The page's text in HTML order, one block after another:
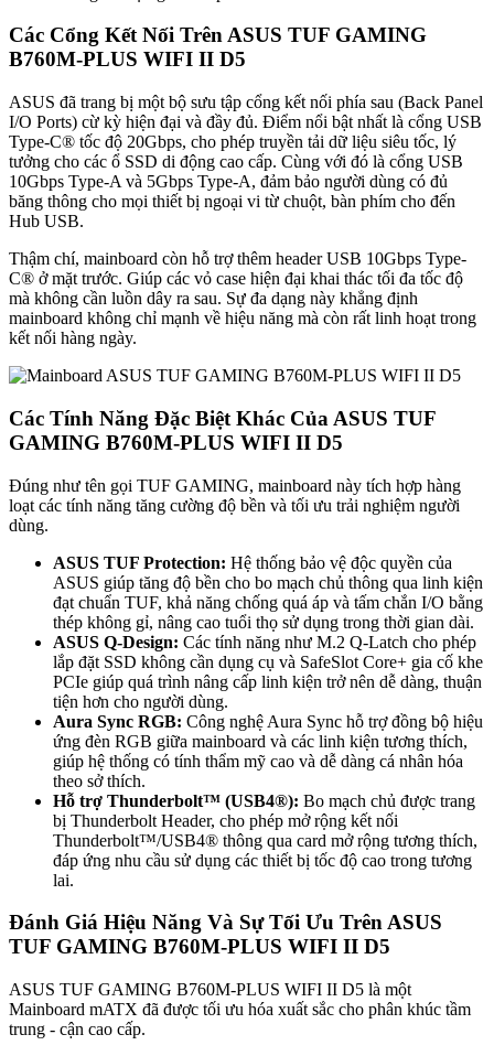
Các Cổng Kết Nối Trên ASUS TUF GAMING
B760M-PLUS WIFI II D5
ASUS đã trang bị một bộ sưu tập cổng kết nối phía sau (Back Panel
I/O Ports) cừ kỳ hiện đại và đầy đủ. Điểm nổi bật nhất là cổng USB
Type-C® tốc độ 20Gbps, cho phép truyền tải dữ liệu siêu tốc, lý
tưởng cho các ổ SSD di động cao cấp. Cùng với đó là cổng USB
10Gbps Type-A và 5Gbps Type-A, đảm bảo người dùng có đủ
băng thông cho mọi thiết bị ngoại vi từ chuột, bàn phím cho đến
Hub USB.
Thậm chí, mainboard còn hỗ trợ thêm header USB 10Gbps Type-
C® ở mặt trước. Giúp các vỏ case hiện đại khai thác tối đa tốc độ
mà không cần luồn dây ra sau. Sự đa dạng này khẳng định
mainboard không chỉ mạnh về hiệu năng mà còn rất linh hoạt trong
kết nối hàng ngày.
Các Tính Năng Đặc Biệt Khác Của ASUS TUF
GAMING B760M-PLUS WIFI II D5
Đúng như tên gọi TUF GAMING, mainboard này tích hợp hàng
loạt các tính năng tăng cường độ bền và tối ưu trải nghiệm người
dùng.
ASUS TUF Protection: Hệ thống bảo vệ độc quyền của
ASUS giúp tăng độ bền cho bo mạch chủ thông qua linh kiện
đạt chuẩn TUF, khả năng chống quá áp và tấm chắn I/O bằng
thép không gỉ, nâng cao tuổi thọ sử dụng trong thời gian dài.
ASUS Q-Design: Các tính năng như M.2 Q-Latch cho phép
lắp đặt SSD không cần dụng cụ và SafeSlot Core+ gia cố khe
PCIe giúp quá trình nâng cấp linh kiện trở nên dễ dàng, thuận
tiện hơn cho người dùng.
Aura Sync RGB: Công nghệ Aura Sync hỗ trợ đồng bộ hiệu
ứng đèn RGB giữa mainboard và các linh kiện tương thích,
giúp hệ thống có tính thẩm mỹ cao và dễ dàng cá nhân hóa
theo sở thích.
Hỗ trợ Thunderbolt™ (USB4®): Bo mạch chủ được trang
bị Thunderbolt Header, cho phép mở rộng kết nối
Thunderbolt™/USB4® thông qua card mở rộng tương thích,
đáp ứng nhu cầu sử dụng các thiết bị tốc độ cao trong tương
lai.
Đánh Giá Hiệu Năng Và Sự Tối Ưu Trên ASUS
TUF GAMING B760M-PLUS WIFI II D5
ASUS TUF GAMING B760M-PLUS WIFI II D5 là một
Mainboard mATX đã được tối ưu hóa xuất sắc cho phân khúc tầm
trung - cận cao cấp.